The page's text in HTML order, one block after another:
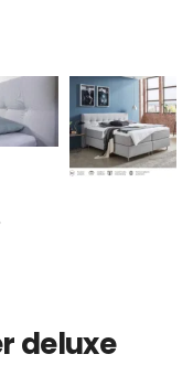
deluxe